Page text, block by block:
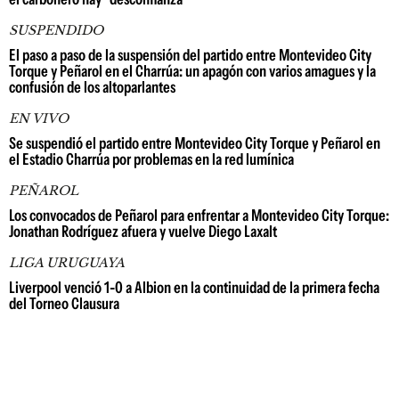
SUSPENDIDO
El paso a paso de la suspensión del partido entre Montevideo City
Torque y Peñarol en el Charrúa: un apagón con varios amagues y la
confusión de los altoparlantes
EN VIVO
Se suspendió el partido entre Montevideo City Torque y Peñarol en
el Estadio Charrúa por problemas en la red lumínica
PEÑAROL
Los convocados de Peñarol para enfrentar a Montevideo City Torque:
Jonathan Rodríguez afuera y vuelve Diego Laxalt
LIGA URUGUAYA
Liverpool venció 1-0 a Albion en la continuidad de la primera fecha
del Torneo Clausura